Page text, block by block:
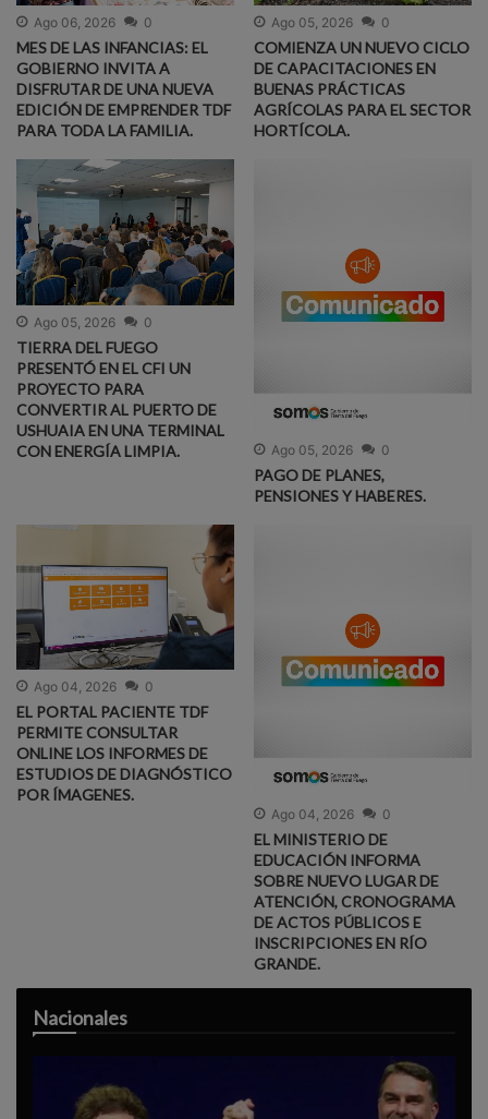
Ago 06, 2026 0
MES DE LAS INFANCIAS: EL
GOBIERNO INVITA A
DISFRUTAR DE UNA NUEVA
EDICIÓN DE EMPRENDER TDF
PARA TODA LA FAMILIA.
Ago 05, 2026 0
COMIENZA UN NUEVO CICLO
DE CAPACITACIONES EN
BUENAS PRÁCTICAS
AGRÍCOLAS PARA EL SECTOR
HORTÍCOLA.
Ago 05, 2026 0
TIERRA DEL FUEGO
PRESENTÓ EN EL CFI UN
PROYECTO PARA
CONVERTIR AL PUERTO DE
USHUAIA EN UNA TERMINAL
CON ENERGÍA LIMPIA.
Ago 05, 2026 0
PAGO DE PLANES,
PENSIONES Y HABERES.
Ago 04, 2026 0
EL PORTAL PACIENTE TDF
PERMITE CONSULTAR
ONLINE LOS INFORMES DE
ESTUDIOS DE DIAGNÓSTICO
POR ÍMAGENES.
Ago 04, 2026 0
EL MINISTERIO DE
EDUCACIÓN INFORMA
SOBRE NUEVO LUGAR DE
ATENCIÓN, CRONOGRAMA
DE ACTOS PÚBLICOS E
INSCRIPCIONES EN RÍO
GRANDE.
Nacionales